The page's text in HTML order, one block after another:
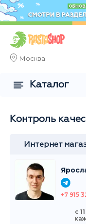
Москва
Контроль
Интернет
+7 915
с
Каталог